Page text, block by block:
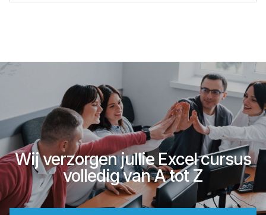
Wij verzorgen jullie Excel cursus
volledig van A tot Z